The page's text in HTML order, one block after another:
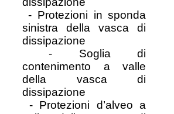
- Protezioni in sponda
sinistra della vasca di
dissipazione
- Soglia di
contenimento a valle
della vasca di
dissipazione
- Protezioni d’alveo a